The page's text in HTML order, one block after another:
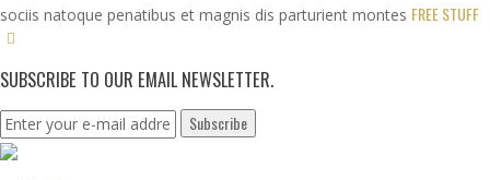
sociis natoque penatibus et magnis dis parturient montes FREE STUFF
SUBSCRIBE TO OUR EMAIL NEWSLETTER.